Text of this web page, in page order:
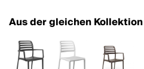
Aus der gleichen Kollektion